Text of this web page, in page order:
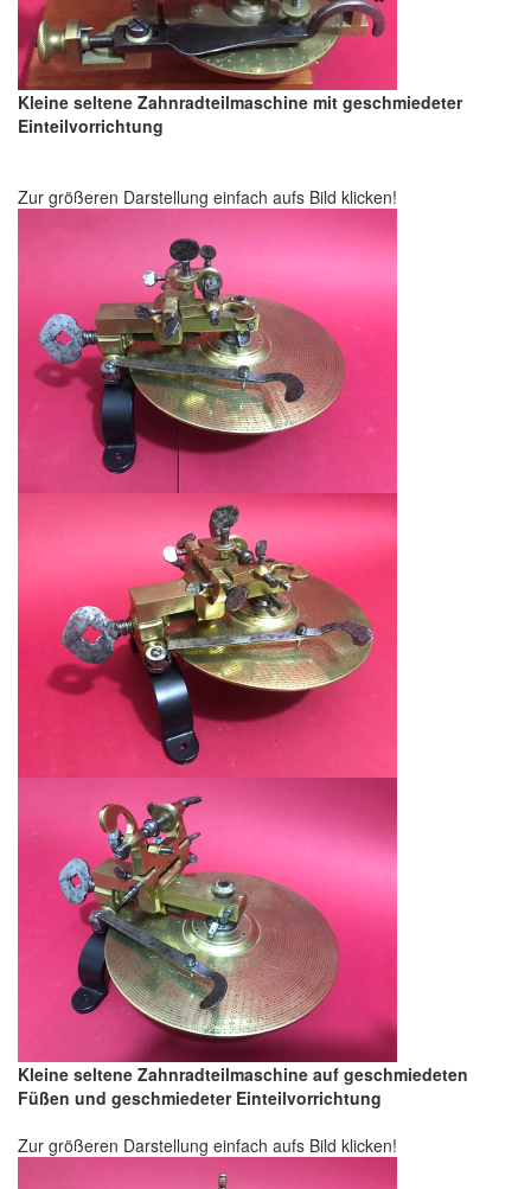
Kleine seltene Zahnradteilmaschine mit geschmiedeter
Einteilvorrichtung
Zur größeren Darstellung einfach aufs Bild klicken!
Kleine seltene Zahnradteilmaschine auf geschmiedeten
Füßen und geschmiedeter Einteilvorrichtung
Zur größeren Darstellung einfach aufs Bild klicken!